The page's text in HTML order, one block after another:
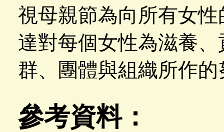
視母親節為向所有女
達對每個女性為滋養
群、團體與組織所作
參考資料：